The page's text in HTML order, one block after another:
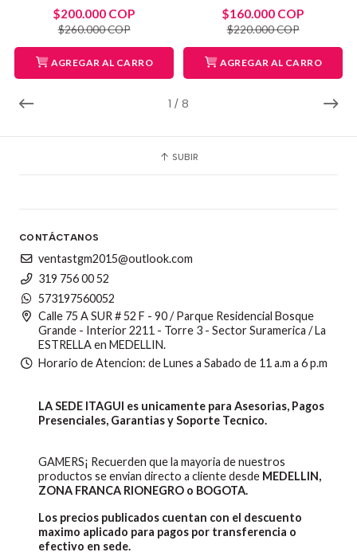
1 / 8
$200.000 COP
$260.000 COP
AGREGAR AL CARRO
$160.000 COP
$220.000 COP
AGREGAR AL CARRO
SUBIR
CONTÁCTANOS
ventastgm2015@outlook.com
319 756 00 52
573197560052
Calle 75 A SUR # 52 F - 90 / Parque Residencial Bosque
Grande - Interior 2211 - Torre 3 - Sector Suramerica / La
ESTRELLA en MEDELLIN.
Horario de Atencion: de Lunes a Sabado de 11 a.m a 6 p.m
LA SEDE ITAGUI es unicamente para Asesorias, Pagos
Presenciales, Garantias y Soporte Tecnico.
GAMERS¡ Recuerden que la mayoria de nuestros
productos se envian directo a cliente desde MEDELLIN,
ZONA FRANCA RIONEGRO o BOGOTA.
Los precios publicados cuentan con el descuento
maximo aplicado para pagos por transferencia o
efectivo en sede.